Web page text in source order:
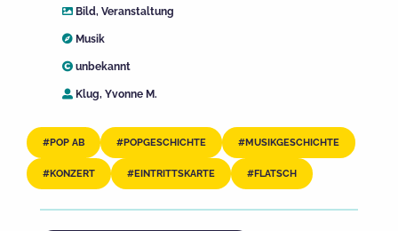
Bild, Veranstaltung
Musik
unbekannt
Klug, Yvonne M.
POP AB POPGESCHICHTE MUSIKGESCHICHTE
KONZERT EINTRITTSKARTE FLATSCH